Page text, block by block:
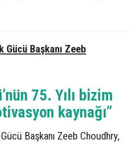
Gücü Başkanı Zeeb
75. Yılı bizim
kaynağı”
Başkanı Zeeb Choudhry,